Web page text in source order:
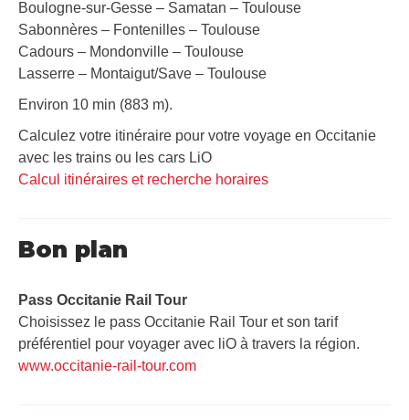
Boulogne-sur-Gesse – Samatan – Toulouse
Sabonnères – Fontenilles – Toulouse
Cadours – Mondonville – Toulouse
Lasserre – Montaigut/Save – Toulouse
Environ 10 min (883 m).
Calculez votre itinéraire pour votre voyage en Occitanie
avec les trains ou les cars LiO
Calcul itinéraires et recherche horaires
Bon plan
Pass Occitanie Rail Tour​
Choisissez le pass Occitanie Rail Tour et son tarif
préférentiel pour voyager avec liO à travers la région.
www.occitanie-rail-tour.com